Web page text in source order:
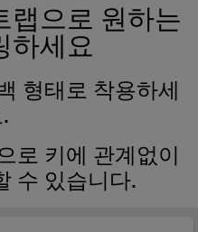
랩으로 원하는
하세요
형태로 착용하세
로 키에 관계없이
수 있습니다.